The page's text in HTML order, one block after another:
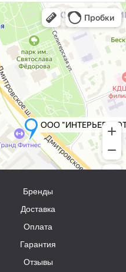
Бренды
Доставка
Оплата
Гарантия
Отзывы